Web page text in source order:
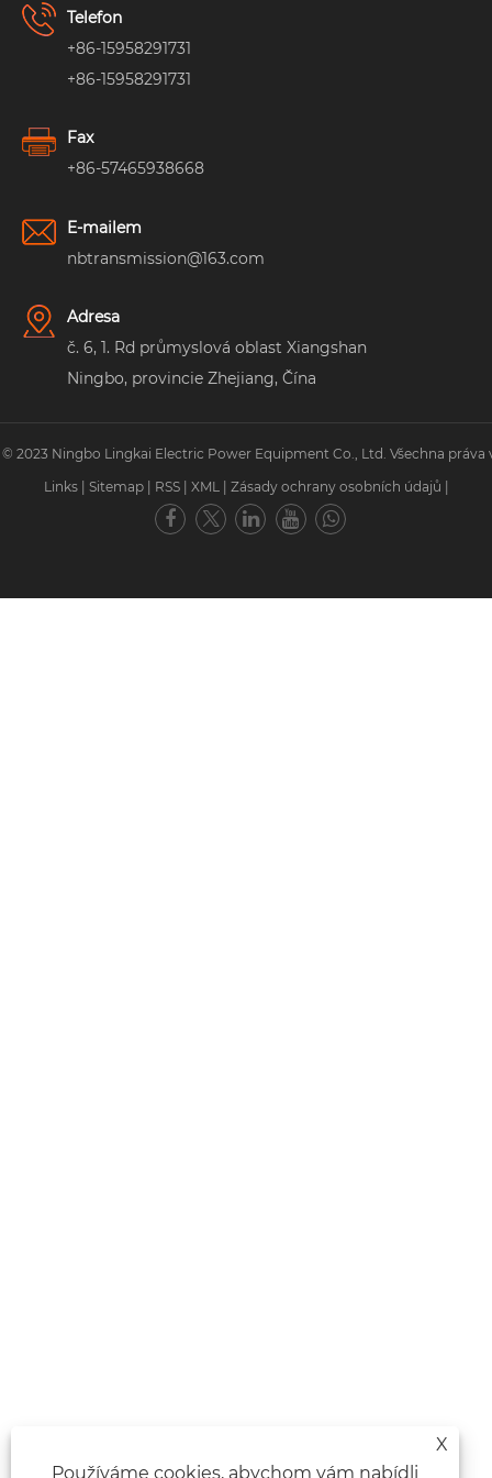
Telefon
+86-15958291731
+86-15958291731
Fax
+86-57465938668
E-mailem
nbtransmission@163.com
Adresa
č. 6, 1. Rd průmyslová oblast Xiangshan
Ningbo, provincie Zhejiang, Čína
2023 Ningbo Lingkai Electric Power Equipment Co., Ltd. Všechna práva
Links
Sitemap RSS XML Zásady ochrany osobních údajů
X
Používáme cookies, abychom vám nabídli